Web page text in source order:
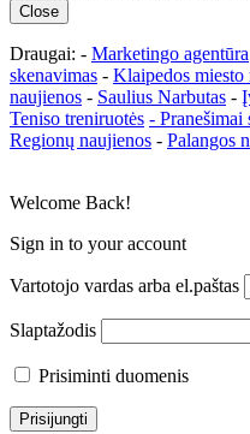
Close
Draugai: - Marketingo agentūra
skenavimas - Klaipedos miesto
naujienos - Saulius Narbutas -
Teniso treniruotės - Pranešimai
Regionų naujienos - Palangos
Welcome Back!
Sign in to your account
Vartotojo vardas arba el.paštas
Slaptažodis
Prisiminti duomenis